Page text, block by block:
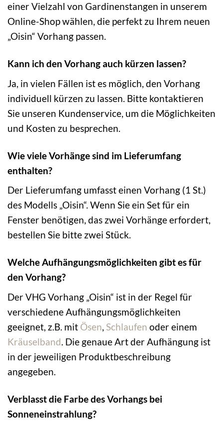
einer Vielzahl von Gardinenstangen in unserem
Online-Shop wählen, die perfekt zu Ihrem neuen
„Oisin“ Vorhang passen.
Kann ich den Vorhang auch kürzen lassen?
Ja, in vielen Fällen ist es möglich, den Vorhang
individuell kürzen zu lassen. Bitte kontaktieren
Sie unseren Kundenservice, um die Möglichkeiten
und Kosten zu besprechen.
Wie viele Vorhänge sind im Lieferumfang
enthalten?
Der Lieferumfang umfasst einen Vorhang (1 St.)
des Modells „Oisin“. Wenn Sie ein Set für ein
Fenster benötigen, das zwei Vorhänge erfordert,
bestellen Sie bitte zwei Stück.
Welche Aufhängungsmöglichkeiten gibt es für
den Vorhang?
Der VHG Vorhang „Oisin“ ist in der Regel für
verschiedene Aufhängungsmöglichkeiten
geeignet, z.B. mit Ösen, Schlaufen oder einem
Kräuselband. Die genaue Art der Aufhängung ist
in der jeweiligen Produktbeschreibung
angegeben.
Verblasst die Farbe des Vorhangs bei
Sonneneinstrahlung?